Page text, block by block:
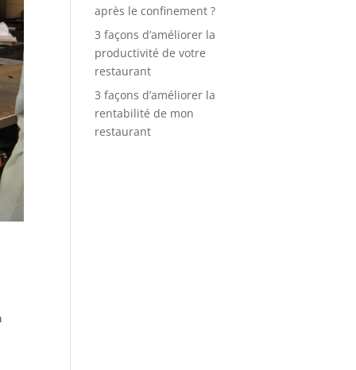
après le confinement ?
3 façons d’améliorer la
productivité de votre
restaurant
3 façons d’améliorer la
rentabilité de mon
restaurant